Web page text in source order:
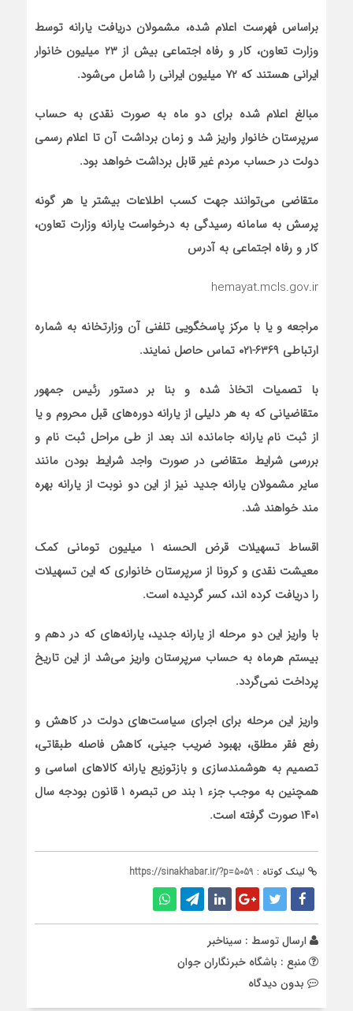
براساس فهرست اعلام شده، مشمولان دریافت یارانه توسط
وزارت تعاون، کار و رفاه اجتماعی بیش از ۲۳ میلیون خانوار
ایرانی هستند که ۷۲ میلیون ایرانی را شامل می‌شود.
مبالغ اعلام شده برای دو ماه به صورت نقدی به حساب
سرپرستان خانوار واریز شد و زمان برداشت آن تا اعلام رسمی
دولت در حساب مردم غیر قابل برداشت خواهد بود.
متقاضی می‌توانند جهت کسب اطلاعات بیشتر یا هر گونه
پرسش به سامانه رسیدگی به درخواست یارانه وزارت تعاون،
کار و رفاه اجتماعی به آدرس
hemayat.mcls.gov.ir
مراجعه و یا با مرکز پاسخگویی تلفنی آن وزارتخانه به شماره
ارتباطی ۶۳۶۹-۰۲۱ تماس حاصل نمایند.
با تصمیات اتخاذ شده و بنا بر دستور رئیس جمهور
متقاضیانی که به هر دلیلی از یارانه دوره‌های قبل محروم و یا
از ثبت نام یارانه جامانده اند بعد از طی مراحل ثبت نام و
بررسی شرایط متقاضی در صورت واجد شرایط بودن مانند
سایر مشمولان یارانه جدید نیز از این دو نوبت از یارانه بهره
مند خواهند شد.
اقساط تسهیلات قرض الحسنه ۱ میلیون تومانی کمک
معیشت نقدی و کرونا از سرپرستان خانواری که این تسهیلات
را دریافت کرده اند، کسر گردیده است.
با واریز این دو مرحله از یارانه جدید، یارانه‌های که در دهم و
بیستم هرماه به حساب سرپرستان واریز می‌شد از این تاریخ
پرداخت نمی‌گردد.
واریز این مرحله برای اجرای سیاست‌های دولت در کاهش و
رفع فقر مطلق، بهبود ضریب جینی، کاهش فاصله طبقاتی،
تصمیم به هوشمندسازی و بازتوزیع یارانه کالا‌های اساسی و
همچنین به موجب جزء ۱ بند ص تبصره ۱ قانون بودجه سال
۱۴۰۱ صورت گرفته است.
لینک کوتاه : https://sinakhabar.ir/?p=5059
ارسال توسط : سیناخبر
منبع : باشگاه خبرنگاران جوان
بدون دیدگاه